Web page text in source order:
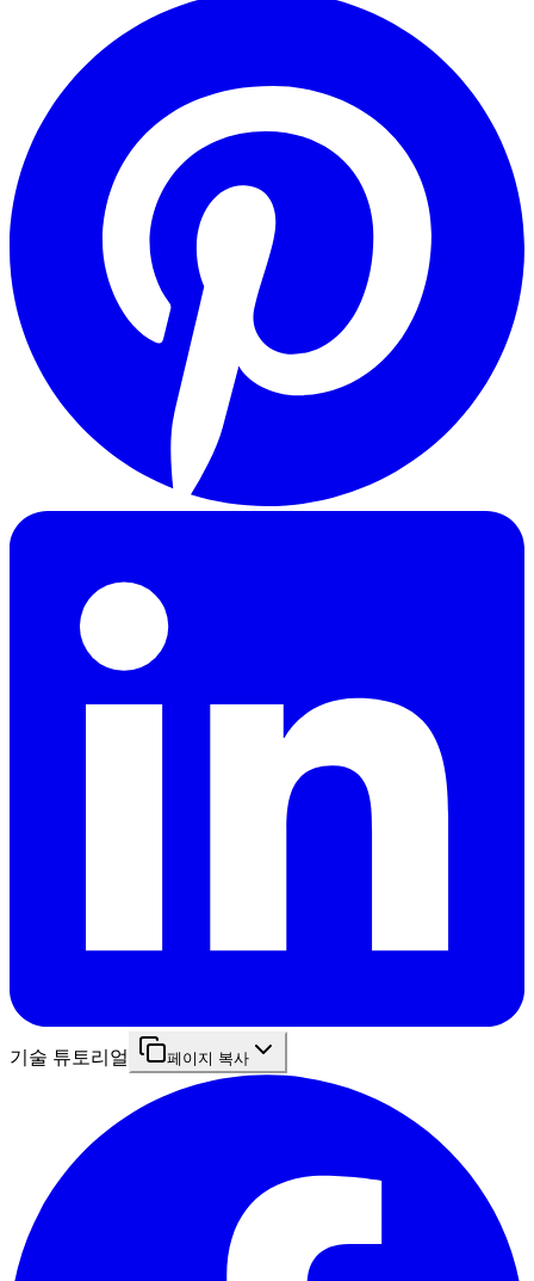
기술 튜토리얼 페이지 복사